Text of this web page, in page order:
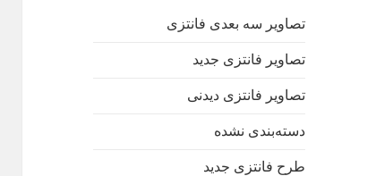
تصاویر سه بعدی فانتزی
تصاویر فانتزی جدید
تصاویر فانتزی دیدنی
دسته‌بندی نشده
طرح فانتزی جدید